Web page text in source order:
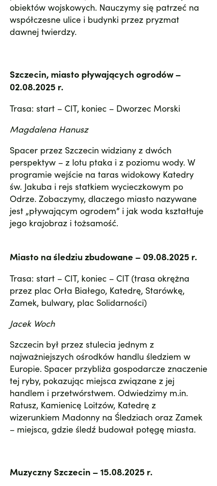
obiektów wojskowych. Nauczymy się patrzeć na
współczesne ulice i budynki przez pryzmat
dawnej twierdzy.
Szczecin, miasto pływających ogrodów –
02.08.2025 r.
Trasa: start – CIT, koniec – Dworzec Morski
Magdalena Hanusz
Spacer przez Szczecin widziany z dwóch
perspektyw – z lotu ptaka i z poziomu wody. W
programie wejście na taras widokowy Katedry
św. Jakuba i rejs statkiem wycieczkowym po
Odrze. Zobaczymy, dlaczego miasto nazywane
jest „pływającym ogrodem” i jak woda kształtuje
jego krajobraz i tożsamość.
Miasto na śledziu zbudowane – 09.08.2025 r.
Trasa: start – CIT, koniec – CIT (trasa okrężna
przez plac Orła Białego, Katedrę, Starówkę,
Zamek, bulwary, plac Solidarności)
Jacek Woch
Szczecin był przez stulecia jednym z
najważniejszych ośrodków handlu śledziem w
Europie. Spacer przybliża gospodarcze znaczenie
tej ryby, pokazując miejsca związane z jej
handlem i przetwórstwem. Odwiedzimy m.in.
Ratusz, Kamienicę Loitzów, Katedrę z
wizerunkiem Madonny na Śledziach oraz Zamek
– miejsca, gdzie śledź budował potęgę miasta.
Muzyczny Szczecin – 15.08.2025 r.